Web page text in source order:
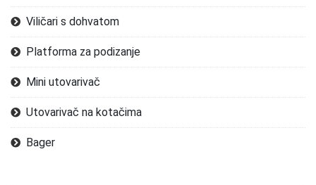
Viličari s dohvatom
Platforma za podizanje
Mini utovarivač
Utovarivač na kotačima
Bager